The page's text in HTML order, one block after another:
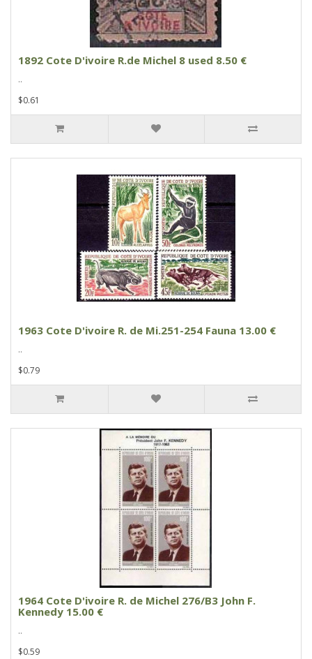
1892 Cote D'ivoire R.de Michel 8 used 8.50 €
..
$0.61
1963 Cote D'ivoire R. de Mi.251-254 Fauna 13.00 €
..
$0.79
1964 Cote D'ivoire R. de Michel 276/B3 John F.
Kennedy 15.00 €
..
$0.59